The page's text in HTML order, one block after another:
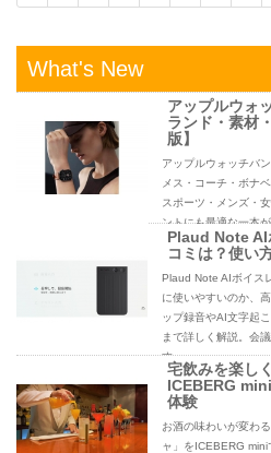
What's New
アップルウォ
ランド・素材
版】
アップルウォッチバ
メス・コーチ・ボナ
スポーツ・メンズ・
ントにも最適な一本
Plaud Note AI
コミは？使い
Plaud Note AIボイス
に使いやすいのか、
ップ録音やAI文字起
まで詳しく解説。会
す。
宅飲みを楽し
ICEBERG
体験
お酒の味わいが変わ
ャ」をICEBERG